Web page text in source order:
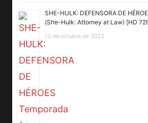
SHE-HULK: DEFENSORA DE
(She-Hulk: Attorney at Law) [HD
13 de octubre de 2022